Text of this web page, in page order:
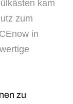
kam
zum
in
zu